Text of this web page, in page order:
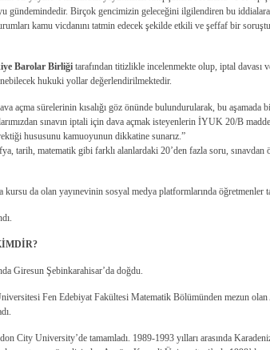
gündemindedir. Birçok gencimizin geleceğini ilgilendiren bu
kamu vicdanını tatmin edecek şekilde etkili ve şeffaf bir
Barolar Birliği tarafından titizlikle incelenmekte olup, iptal davası
hukuki yollar değerlendirilmektedir.
açma sürelerinin kısalığı göz önünde bulundurularak, bu aşamada
sınavın iptali için dava açmak isteyenlerin İYUK 20/B
hususunu kamuoyunun dikkatine sunarız.”
tarih, matematik gibi farklı alanlardaki 20’den fazla soru, sınavdan
kursu da olan yayınevinin sosyal medya platformlarında öğretmenler
Giresun Şebinkarahisar’da doğdu.
Fen Edebiyat Fakültesi Matematik Bölümünden mezun
City University’de tamamladı. 1989-1993 yılları arasında